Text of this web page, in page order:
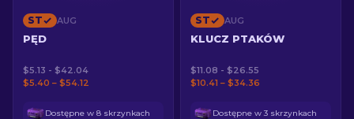
ST AUG
PĘD
$5.13 - $42.04
$5.40 – $54.12
Dostępne w 8 skrzynkach
ST AUG
KLUCZ PTAKÓW
$11.08 - $26.55
$10.41 – $34.36
Dostępne w 3 skrzynkach